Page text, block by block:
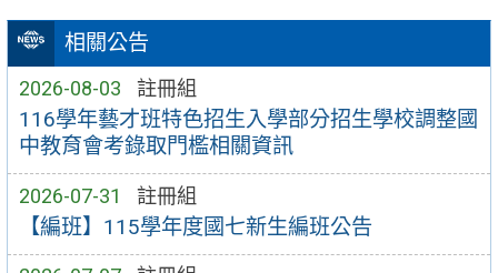
相關公告
2026-08-03 註冊組
116學年藝才班特色招生入學部分招生學校調整國
中教育會考錄取門檻相關資訊
2026-07-31 註冊組
【編班】115學年度國七新生編班公告